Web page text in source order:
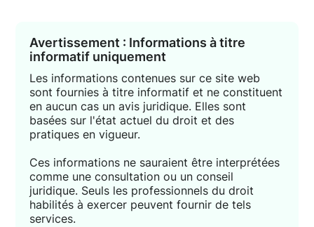
Avertissement : Informations à titre
informatif uniquement
Les informations contenues sur ce site web
sont fournies à titre informatif et ne constituent
en aucun cas un avis juridique. Elles sont
basées sur l'état actuel du droit et des
pratiques en vigueur.
Ces informations ne sauraient être interprétées
comme une consultation ou un conseil
juridique. Seuls les professionnels du droit
habilités à exercer peuvent fournir de tels
services.